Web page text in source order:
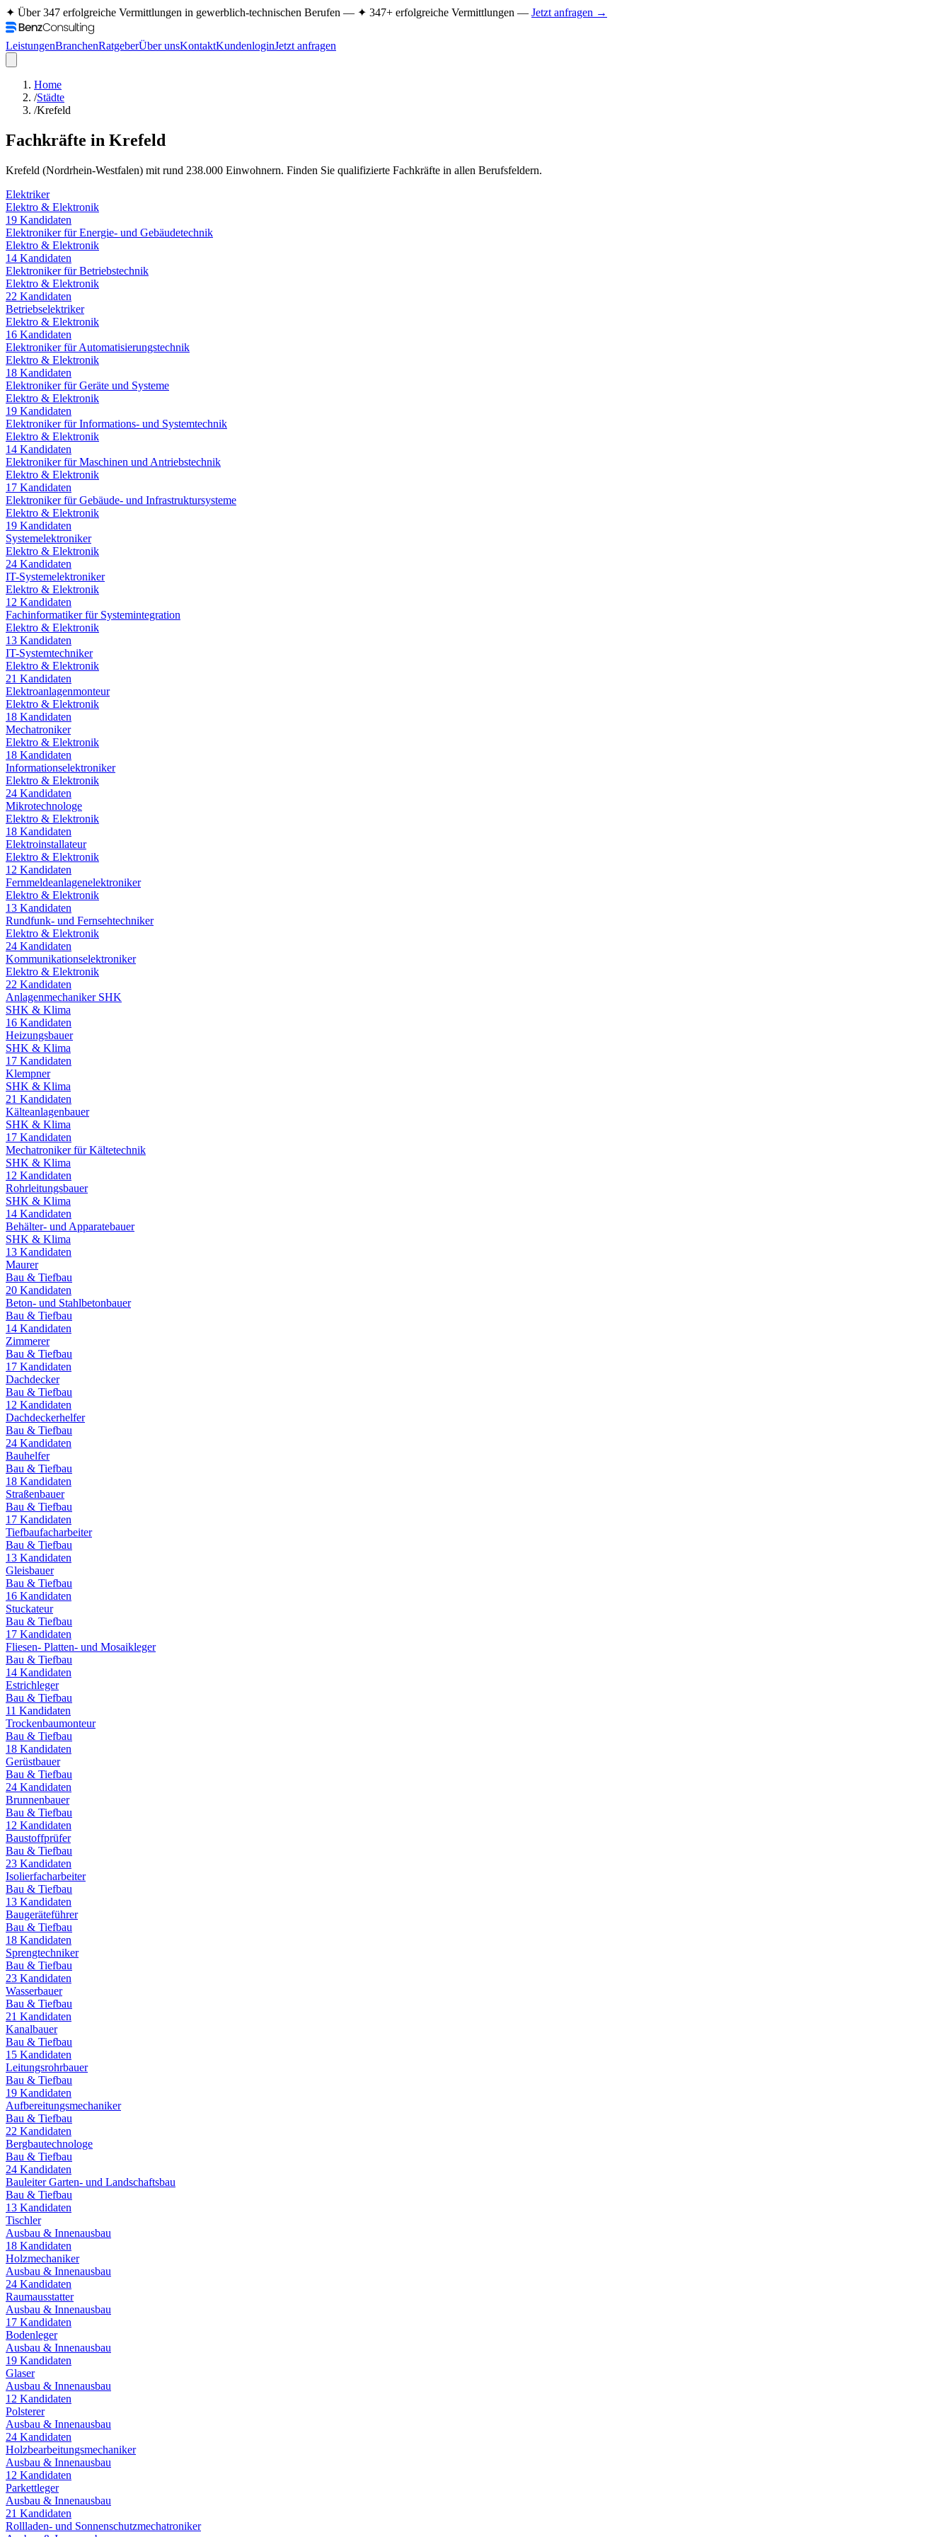
✦ Über 347 erfolgreiche Vermittlungen in gewerblich-technischen Berufen — ✦ 347+ erfolgreiche Vermittlungen — Jetzt anfragen →
LeistungenBranchenRatgeberÜber unsKontaktKundenloginJetzt anfragen
Home
/Städte
/Krefeld
Fachkräfte in Krefeld
Krefeld (Nordrhein-Westfalen) mit rund 238.000 Einwohnern. Finden Sie qualifizierte Fachkräfte in allen Berufsfeldern.
Elektriker
Elektro & Elektronik
19 Kandidaten
Elektroniker für Energie- und Gebäudetechnik
Elektro & Elektronik
14 Kandidaten
Elektroniker für Betriebstechnik
Elektro & Elektronik
22 Kandidaten
Betriebselektriker
Elektro & Elektronik
16 Kandidaten
Elektroniker für Automatisierungstechnik
Elektro & Elektronik
18 Kandidaten
Elektroniker für Geräte und Systeme
Elektro & Elektronik
19 Kandidaten
Elektroniker für Informations- und Systemtechnik
Elektro & Elektronik
14 Kandidaten
Elektroniker für Maschinen und Antriebstechnik
Elektro & Elektronik
17 Kandidaten
Elektroniker für Gebäude- und Infrastruktursysteme
Elektro & Elektronik
19 Kandidaten
Systemelektroniker
Elektro & Elektronik
24 Kandidaten
IT-Systemelektroniker
Elektro & Elektronik
12 Kandidaten
Fachinformatiker für Systemintegration
Elektro & Elektronik
13 Kandidaten
IT-Systemtechniker
Elektro & Elektronik
21 Kandidaten
Elektroanlagenmonteur
Elektro & Elektronik
18 Kandidaten
Mechatroniker
Elektro & Elektronik
18 Kandidaten
Informationselektroniker
Elektro & Elektronik
24 Kandidaten
Mikrotechnologe
Elektro & Elektronik
18 Kandidaten
Elektroinstallateur
Elektro & Elektronik
12 Kandidaten
Fernmeldeanlagenelektroniker
Elektro & Elektronik
13 Kandidaten
Rundfunk- und Fernsehtechniker
Elektro & Elektronik
24 Kandidaten
Kommunikationselektroniker
Elektro & Elektronik
22 Kandidaten
Anlagenmechaniker SHK
SHK & Klima
16 Kandidaten
Heizungsbauer
SHK & Klima
17 Kandidaten
Klempner
SHK & Klima
21 Kandidaten
Kälteanlagenbauer
SHK & Klima
17 Kandidaten
Mechatroniker für Kältetechnik
SHK & Klima
12 Kandidaten
Rohrleitungsbauer
SHK & Klima
14 Kandidaten
Behälter- und Apparatebauer
SHK & Klima
13 Kandidaten
Maurer
Bau & Tiefbau
20 Kandidaten
Beton- und Stahlbetonbauer
Bau & Tiefbau
14 Kandidaten
Zimmerer
Bau & Tiefbau
17 Kandidaten
Dachdecker
Bau & Tiefbau
12 Kandidaten
Dachdeckerhelfer
Bau & Tiefbau
24 Kandidaten
Bauhelfer
Bau & Tiefbau
18 Kandidaten
Straßenbauer
Bau & Tiefbau
17 Kandidaten
Tiefbaufacharbeiter
Bau & Tiefbau
13 Kandidaten
Gleisbauer
Bau & Tiefbau
16 Kandidaten
Stuckateur
Bau & Tiefbau
17 Kandidaten
Fliesen- Platten- und Mosaikleger
Bau & Tiefbau
14 Kandidaten
Estrichleger
Bau & Tiefbau
11 Kandidaten
Trockenbaumonteur
Bau & Tiefbau
18 Kandidaten
Gerüstbauer
Bau & Tiefbau
24 Kandidaten
Brunnenbauer
Bau & Tiefbau
12 Kandidaten
Baustoffprüfer
Bau & Tiefbau
23 Kandidaten
Isolierfacharbeiter
Bau & Tiefbau
13 Kandidaten
Baugeräteführer
Bau & Tiefbau
18 Kandidaten
Sprengtechniker
Bau & Tiefbau
23 Kandidaten
Wasserbauer
Bau & Tiefbau
21 Kandidaten
Kanalbauer
Bau & Tiefbau
15 Kandidaten
Leitungsrohrbauer
Bau & Tiefbau
19 Kandidaten
Aufbereitungsmechaniker
Bau & Tiefbau
22 Kandidaten
Bergbautechnologe
Bau & Tiefbau
24 Kandidaten
Bauleiter Garten- und Landschaftsbau
Bau & Tiefbau
13 Kandidaten
Tischler
Ausbau & Innenausbau
18 Kandidaten
Holzmechaniker
Ausbau & Innenausbau
24 Kandidaten
Raumausstatter
Ausbau & Innenausbau
17 Kandidaten
Bodenleger
Ausbau & Innenausbau
19 Kandidaten
Glaser
Ausbau & Innenausbau
12 Kandidaten
Polsterer
Ausbau & Innenausbau
24 Kandidaten
Holzbearbeitungsmechaniker
Ausbau & Innenausbau
12 Kandidaten
Parkettleger
Ausbau & Innenausbau
21 Kandidaten
Rollladen- und Sonnenschutzmechatroniker